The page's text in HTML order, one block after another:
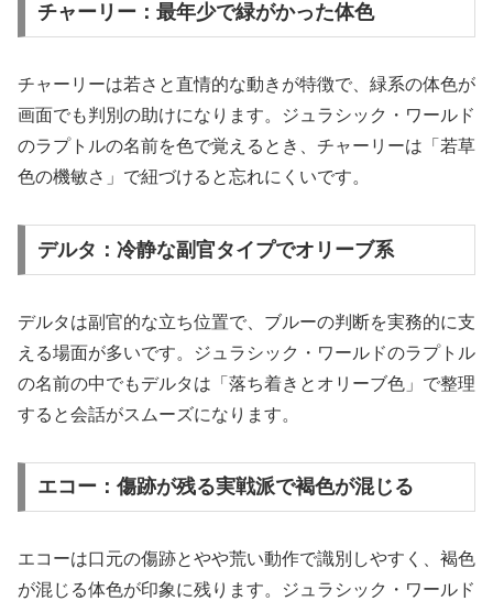
チャーリー：最年少で緑がかった体色
チャーリーは若さと直情的な動きが特徴で、緑系の体色が
画面でも判別の助けになります。ジュラシック・ワールド
のラプトルの名前を色で覚えるとき、チャーリーは「若草
色の機敏さ」で紐づけると忘れにくいです。
デルタ：冷静な副官タイプでオリーブ系
デルタは副官的な立ち位置で、ブルーの判断を実務的に支
える場面が多いです。ジュラシック・ワールドのラプトル
の名前の中でもデルタは「落ち着きとオリーブ色」で整理
すると会話がスムーズになります。
エコー：傷跡が残る実戦派で褐色が混じる
エコーは口元の傷跡とやや荒い動作で識別しやすく、褐色
が混じる体色が印象に残ります。ジュラシック・ワールド